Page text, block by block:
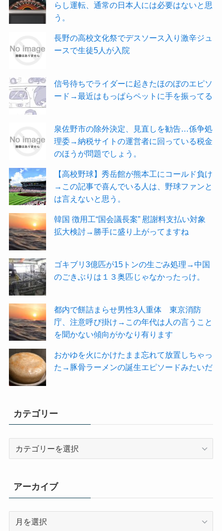
らし運転、通常の日本人には必要はないと思
う。
長野の高校文化祭でデスソース入り激辛ジュ
ースで生徒5人が入院
信号待ちでライダーに起きたほのぼのエピソ
ード→最近はもっぱらペットに手を振ってる
泉佐野市の除外決定、見直しを勧告…係争処
理委→納税サイトの運営者に回っている税金
のほうが問題でしょう。
【高校野球】秀岳館が熊本工にコールド負け
→この記事で喜んでいる人は、野球ファンと
は言えないと思う。
韓国 徴用工“国会議長案” 慰謝料支払い対象
拡大検討→勝手に盛り上がってますね
ゴキブリ3億匹が15トンの生ごみ処理→中国
のごきぶりは１３奥匹じゃなかったっけ。
都内で餅詰まらせ男性3人重体 東京消防
庁、注意呼び掛け→この年代は人の言うこと
を聞かない傾向がかなり有ります
おかゆを火にかけたまま忘れて放置しちゃっ
た→豚骨ラーメンの誕生エピソードみたいだ
カテゴリー
ー
アーカイブ